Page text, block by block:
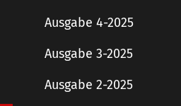
Ausgabe 4-2025
Ausgabe 3-2025
Ausgabe 2-2025